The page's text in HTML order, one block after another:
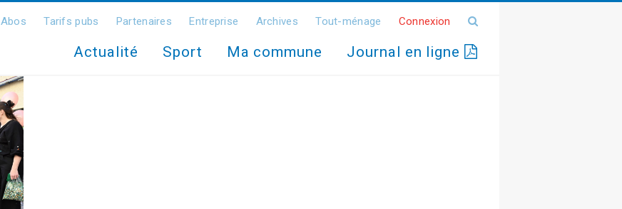
Abos Tarifs pubs Partenaires Entreprise Archives Tout-ménage Connexion
Actualité Sport Ma commune Journal en ligne